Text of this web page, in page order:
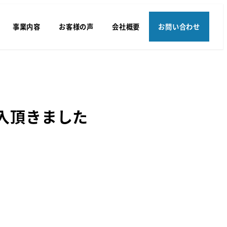
事業内容 お客様の声 会社概要 お問い合わせ
頂きました